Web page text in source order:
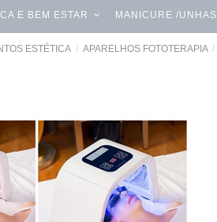
E BEM ESTAR MANICURE /UNHAS
ESTÉTICA APARELHOS FOTOTERAPIA